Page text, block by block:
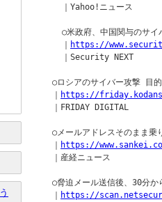
    ｜Yahoo!ニュース
○米政府、中国関与のサイ
https://
    ｜Security NEXT
○ロシアのサイバー攻撃 目
https://
  ｜FRIDAY DIGITAL
○メールアドレスそのまま乗
https://
  ｜産経ニュース
○脅迫メール送信後、30分
https://